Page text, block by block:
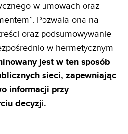
w umowach oraz
Pozwala ona na
oraz podsumowywanie
w hermetycznym
jest w ten sposób
sieci, zapewniając
informacji przy
decyzji.